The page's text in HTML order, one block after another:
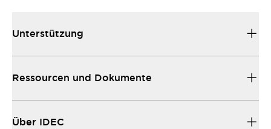
Unterstützung
Ressourcen und Dokumente
Über IDEC